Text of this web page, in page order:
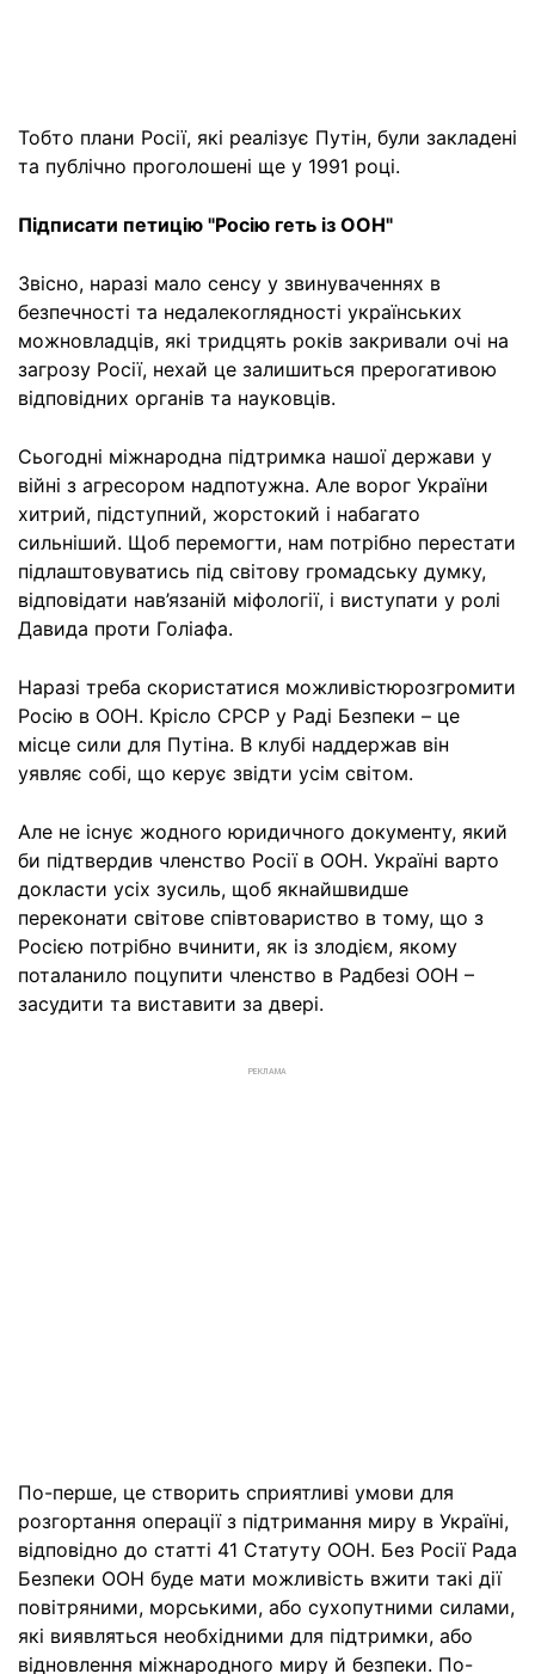
Тобто плани Росії, які реалізує Путін, були закладені
та публічно проголошені ще у 1991 році.
Підписати петицію "Росію геть із ООН"
Звісно, наразі мало сенсу у звинуваченнях в
безпечності та недалекоглядності українських
можновладців, які тридцять років закривали очі на
загрозу Росії, нехай це залишиться прерогативою
відповідних органів та науковців.
Сьогодні міжнародна підтримка нашої держави у
війні з агресором надпотужна. Але ворог України
хитрий, підступний, жорстокий і набагато
сильніший. Щоб перемогти, нам потрібно перестати
підлаштовуватись під світову громадську думку,
відповідати нав’язаній міфології, і виступати у ролі
Давида проти Голіафа.
Наразі треба скористатися можливістюрозгромити
Росію в ООН. Крісло СРСР у Раді Безпеки – це
місце сили для Путіна. В клубі наддержав він
уявляє собі, що керує звідти усім світом.
Але не існує жодного юридичного документу, який
би підтвердив членство Росії в ООН. Україні варто
докласти усіх зусиль, щоб якнайшвидше
переконати світове співтовариство в тому, що з
Росією потрібно вчинити, як із злодієм, якому
поталанило поцупити членство в Радбезі ООН –
засудити та виставити за двері.
РЕКЛАМА
По-перше, це створить сприятливі умови для
розгортання операції з підтримання миру в Україні,
відповідно до статті 41 Статуту ООН. Без Росії Рада
Безпеки ООН буде мати можливість вжити такі дії
повітряними, морськими, або сухопутними силами,
які виявляться необхідними для підтримки, або
відновлення міжнародного миру й безпеки. По-